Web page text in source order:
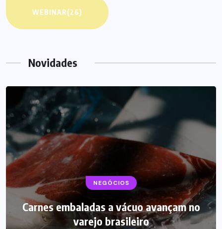
WEBINAR(26)
Novidades
NEGÓCIOS
Carnes embaladas a vácuo avançam no
varejo brasileiro
BEBIDAS LANÇAMENTOS
Starbucks aposta em leite proteico no
Brasil